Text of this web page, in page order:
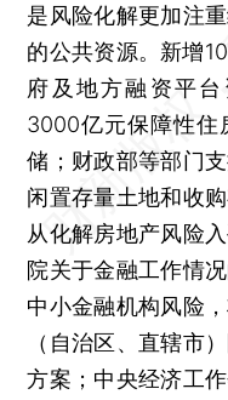
是风险化解更加注
的公共资源。新增
府及地方融资平
3000亿元保障性住
储；财政部等部门
闲置存量土地和收
从化解房地产风险
院关于金融工作情
中小金融机构风险
（自治区、直辖市
方案；中央经济工